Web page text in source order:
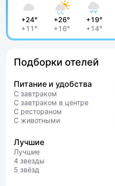
+24°
+11°
+26°
+16°
+19°
+14°
Подборки отелей
Питание и удобства
С завтраком
С завтраком в центре
С рестораном
С животными
Лучшие
Лучшие
4 звезды
5 звёзд